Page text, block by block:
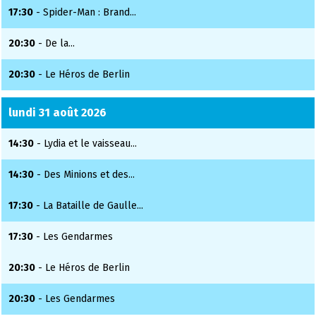
17:30 - Spider-Man : Brand...
20:30 - De la...
20:30 - Le Héros de Berlin
lundi 31 août 2026
14:30 - Lydia et le vaisseau...
14:30 - Des Minions et des...
17:30 - La Bataille de Gaulle...
17:30 - Les Gendarmes
20:30 - Le Héros de Berlin
20:30 - Les Gendarmes